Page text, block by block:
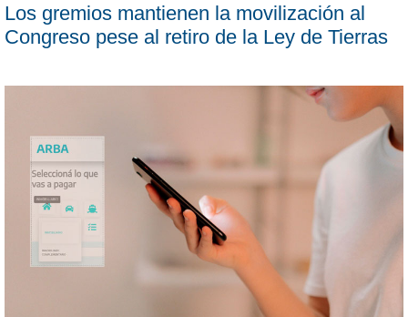
Los gremios mantienen la movilización al
Congreso pese al retiro de la Ley de Tierras